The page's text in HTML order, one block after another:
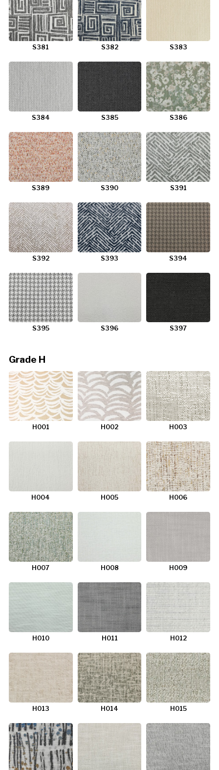
S381 S382 S383
S384 S385 S386
S389 S390 S391
S392 S393 S394
S395 S396 S397
Grade H
H001 H002 H003
H004 H005 H006
H007 H008 H009
H010 H011 H012
H013 H014 H015